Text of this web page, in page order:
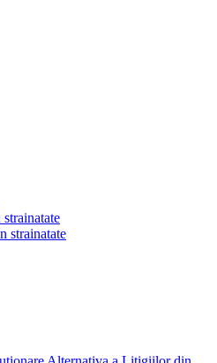
strainatate